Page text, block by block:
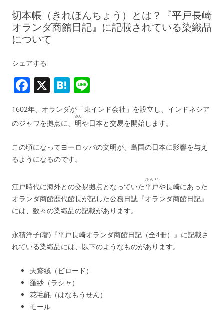
切本帳（きれほんちょう）とは？『平戸長崎
オランダ商館日記』に記載されている染織品
について
シェアする
F
a
c
e
b
o
o
k
X H
at
e
n
a
n
e
1602年、オランダが「東インド会社」を設立し、インドネシア
のジャワを拠点に、 明
みん
や日本と交易を開始します。
この頃になってヨーロッパの文明が、島国の日本に影響を与え
るようになるのです。
江戸時代に海外との交易拠点となっていた平戸
ひらど
や長崎にあった
オランダ商館歴代館長が記した公務日誌『オランダ商館日記』
には、数々の染織品の記載があります。
永積洋子(著)『平戸長崎オランダ商館日記（全4冊）』に記載さ
れている染織品には、以下のようなものがあります。
天鵞絨（ビロード）
羅紗（ラシャ）
花毛氈（はなもうせん）
モール